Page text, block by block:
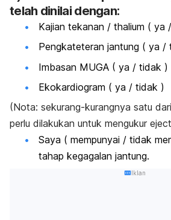
telah dinilai dengan:
Kajian tekanan / thalium ( ya
Pengkateteran jantung ( ya /
Imbasan MUGA ( ya / tidak )
Ekokardiogram ( ya / tidak )
(Nota: sekurang-kurangnya satu
perlu dilakukan untuk mengukur
Saya ( mempunyai / tidak
tahap kegagalan jantung.
Iklan